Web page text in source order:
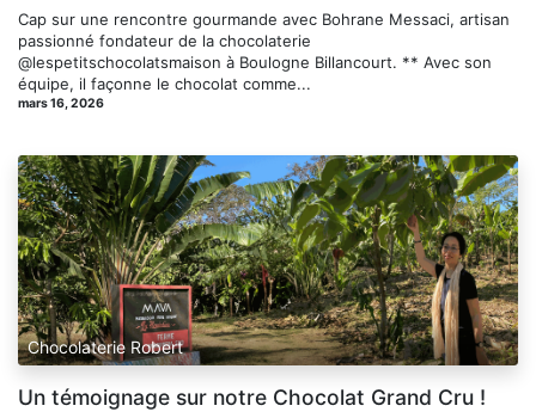
Cap sur une rencontre gourmande avec Bohrane Messaci, artisan
passionné fondateur de la chocolaterie
@lespetitschocolatsmaison à Boulogne Billancourt. ** Avec son
équipe, il façonne le chocolat comme...
mars 16, 2026
Chocolaterie Robert
Un témoignage sur notre Chocolat Grand Cru !